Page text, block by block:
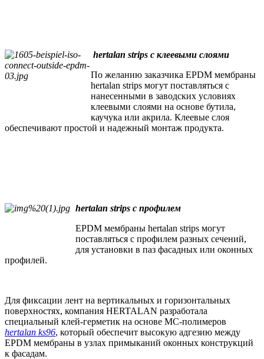
hertalan strips с клеевыми слоями
По желанию заказчика EPDM мембраны
hertalan strips могут поставляться с
нанесенными в заводских условиях
клеевыми слоями на основе бутила,
каучука или акрила. Клеевые слоя
обеспечивают простой и надежный монтаж продукта.
hertalan strips с профилем
EPDM мембраны hertalan strips могут
поставляться с профилем разных сечений,
для установки в паз фасадных или оконных
профилей.
Для фиксации лент на вертикальных и горизонтальных
поверхностях, компания HERTALAN разработала
специальный клей-герметик на основе МС-полимеров
hertalan ks96, который обеспечит высокую адгезию между
EPDM мембраны в узлах примыканий оконных конструкций
к фасадам.